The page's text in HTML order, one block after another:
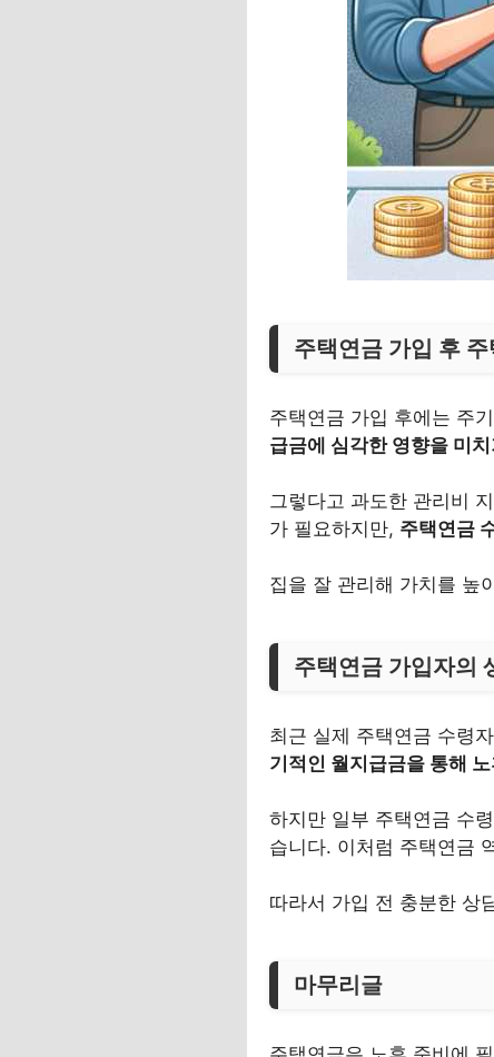
주택연금 가입 후
주택연금 가입 후에는 주
급금에 심각한 영향을 미
그렇다고 과도한 관리비
가 필요하지만, 주택연금
집을 잘 관리해 가치를 높
주택연금 가입자의
최근 실제 주택연금 수령
기적인 월지급금을 통해
하지만 일부 주택연금 수
습니다. 이처럼 주택연금
따라서 가입 전 충분한 상
마무리글